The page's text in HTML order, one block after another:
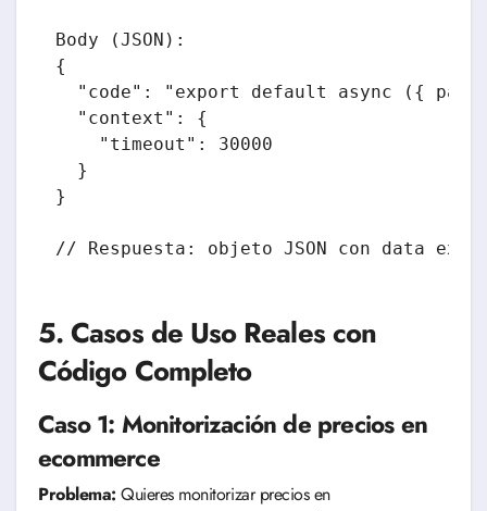
Body (JSON):
{
"code": "export default async ({
  "context": {
    "timeout": 30000
  }
}
// Respuesta: objeto JSON con data
5. Casos de Uso Reales con
Código Completo
Caso 1: Monitorización de precios en
ecommerce
Problema: Quieres monitorizar precios en